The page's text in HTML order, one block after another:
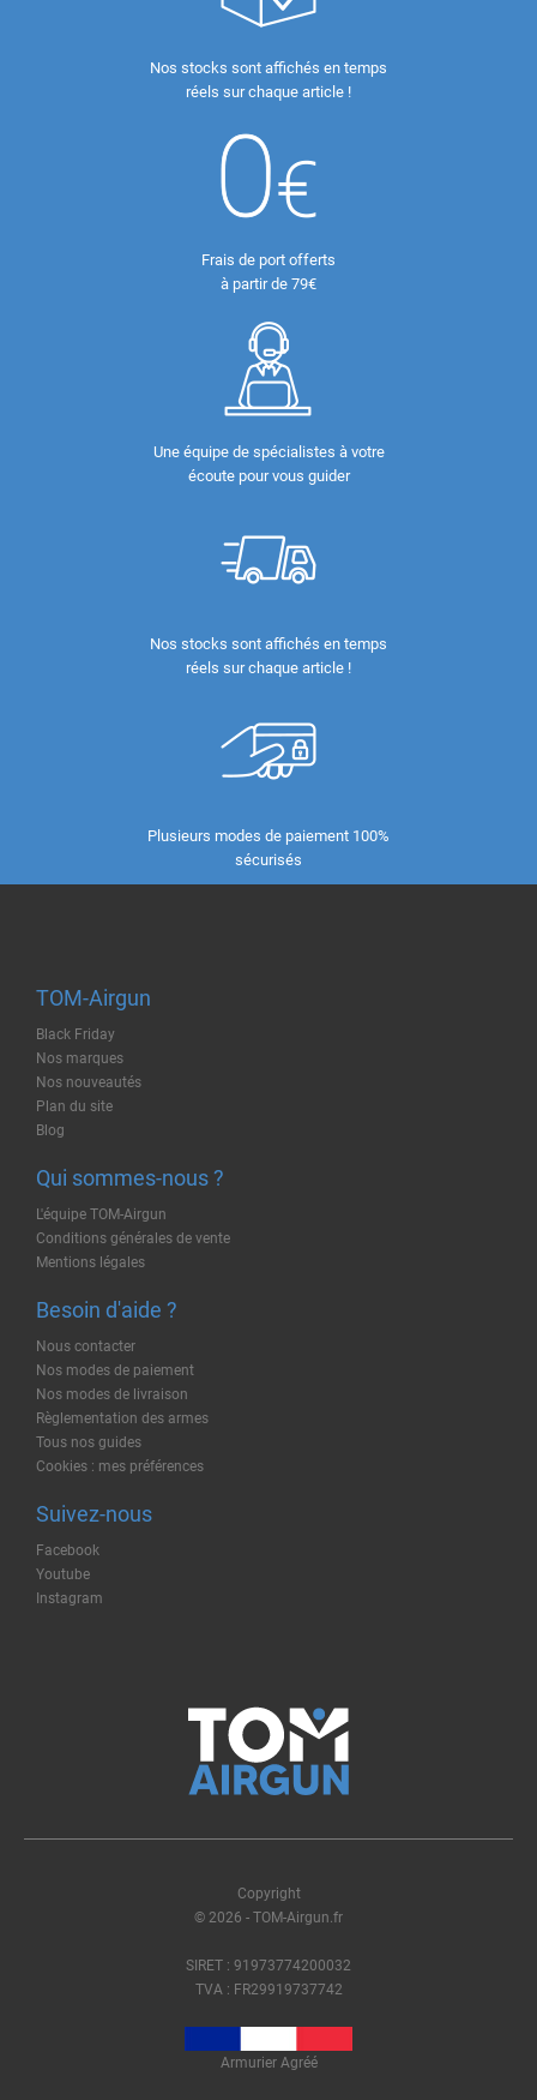
Nos stocks sont affichés en temps
réels sur chaque article !
Frais de port offerts
à partir de 79€
Une équipe de spécialistes à votre
écoute pour vous guider
Nos stocks sont affichés en temps
réels sur chaque article !
Plusieurs modes de paiement 100%
sécurisés
TOM-Airgun
Black Friday
Nos marques
Nos nouveautés
Plan du site
Blog
Qui sommes-nous ?
L'équipe TOM-Airgun
Conditions générales de vente
Mentions légales
Besoin d'aide ?
Nous contacter
Nos modes de paiement
Nos modes de livraison
Règlementation des armes
Tous nos guides
Cookies : mes préférences
Suivez-nous
Facebook
Youtube
Instagram
Copyright
© 2026 - TOM-Airgun.fr
SIRET : 91973774200032
TVA : FR29919737742
Armurier Agréé